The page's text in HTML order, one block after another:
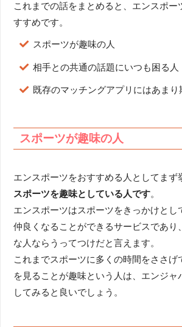
これまでの話をまとめると、エンスポー
すすめです。
スポーツが趣味の人
相手との共通の話題にいつも困る人
既存のマッチングアプリにはあまり
スポーツが趣味の人
エンスポーツをおすすめる人としてまず
スポーツを趣味としている人です。
エンスポーツはスポーツをきっかけとし
仲良くなることができるサービスであり
な人ならうってつけだと言えます。
これまでスポーツに多くの時間をささげ
を見ることが趣味という人は、エンジャ
してみると良いでしょう。